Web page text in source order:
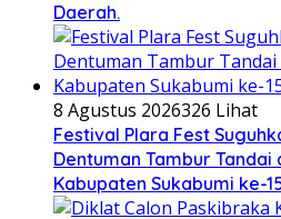
Daerah.
8 Agustus 2026326 Lihat
Festival Plara Fest
Dentuman Tambur Tandai
Kabupaten Sukabumi ke-